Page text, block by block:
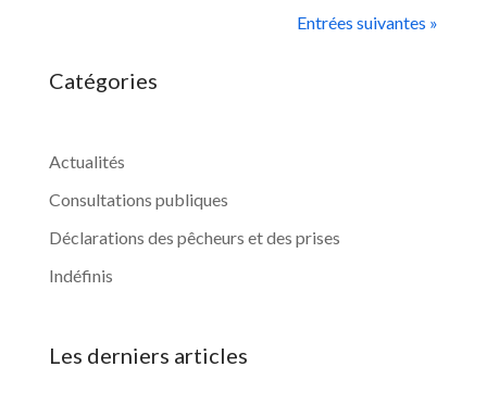
Entrées suivantes »
Catégories
Actualités
Consultations publiques
Déclarations des pêcheurs et des prises
Indéfinis
Les derniers articles